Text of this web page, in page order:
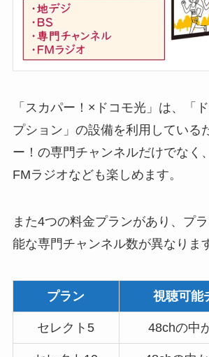
「スカパー！×ドコモ光」は、「
プション」の設備を利用している
ー！の専門チャンネルだけでなく
FMラジオなども楽しめます。
また4つの料金プランがあり、プ
能な専門チャンネル数が異なりま
プラン 視聴可能
セレクト5 48chの中